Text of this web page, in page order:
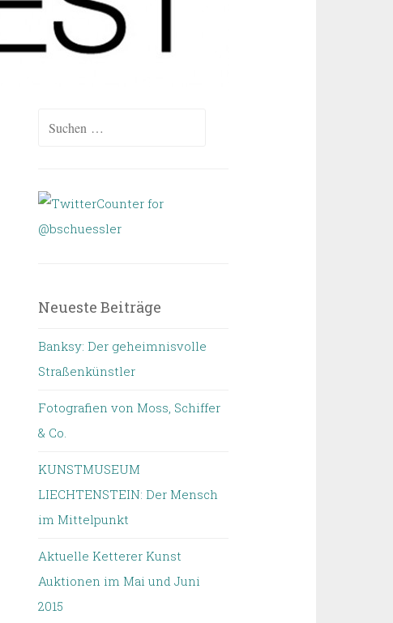
Suchen
Neueste Beiträge
Banksy: Der geheimnisvolle
Straßenkünstler
Fotografien von Moss, Schiffer
& Co.
KUNSTMUSEUM
LIECHTENSTEIN: Der Mensch
im Mittelpunkt
Aktuelle Ketterer Kunst
Auktionen im Mai und Juni
2015